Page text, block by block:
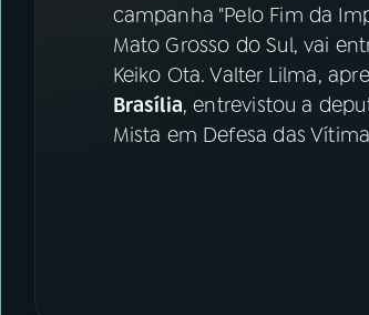
ACOMPANHE A RÁDIO NACIONAL
Instagram X
campanha "Pelo Fim da
Mato Grosso do Sul, vai
Keiko Ota. Valter Lilma,
Brasília, entrevistou a
Mista em Defesa das